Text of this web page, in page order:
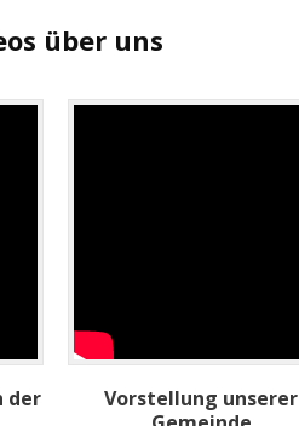
über uns
der
Vorstellung unserer